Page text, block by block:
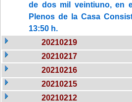
de dos mil veintiuno, en
Plenos de la Casa
13:50 h.
20210219
20210217
20210216
20210215
20210212